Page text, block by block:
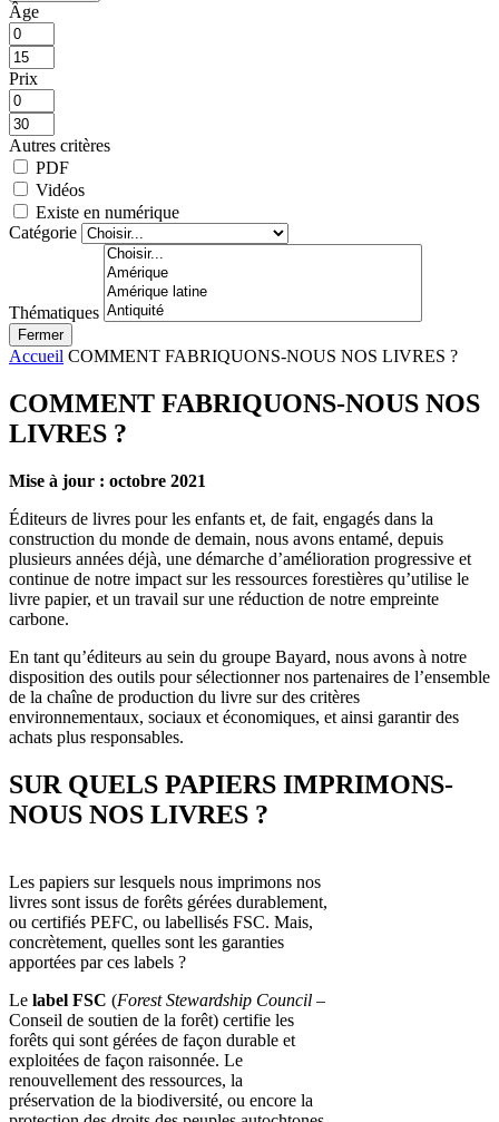
Âge
Prix
Autres critères
PDF
Vidéos
Existe en numérique
Catégorie
Thématiques
Fermer
Accueil COMMENT FABRIQUONS-NOUS NOS LIVRES ?
COMMENT FABRIQUONS-NOUS NOS
LIVRES ?
Mise à jour : octobre 2021
Éditeurs de livres pour les enfants et, de fait, engagés dans la
construction du monde de demain, nous avons entamé, depuis
plusieurs années déjà, une démarche d’amélioration progressive et
continue de notre impact sur les ressources forestières qu’utilise le
livre papier, et un travail sur une réduction de notre empreinte
carbone.
En tant qu’éditeurs au sein du groupe Bayard, nous avons à notre
disposition des outils pour sélectionner nos partenaires de l’ensemble
de la chaîne de production du livre sur des critères
environnementaux, sociaux et économiques, et ainsi garantir des
achats plus responsables.
SUR QUELS PAPIERS IMPRIMONS-
NOUS NOS LIVRES ?
Les papiers sur lesquels nous imprimons nos
livres sont issus de forêts gérées durablement,
ou certifiés PEFC, ou labellisés FSC. Mais,
concrètement, quelles sont les garanties
apportées par ces labels ?
Le label FSC (Forest Stewardship Council –
Conseil de soutien de la forêt) certifie les
forêts qui sont gérées de façon durable et
exploitées de façon raisonnée. Le
renouvellement des ressources, la
préservation de la biodiversité, ou encore la